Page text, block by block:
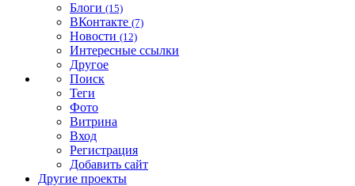
Блоги (15)
ВКонтакте (7)
Новости (12)
Интересные ссылки
Другое
Поиск
Теги
Фото
Витрина
Вход
Регистрация
Добавить сайт
Другие проекты